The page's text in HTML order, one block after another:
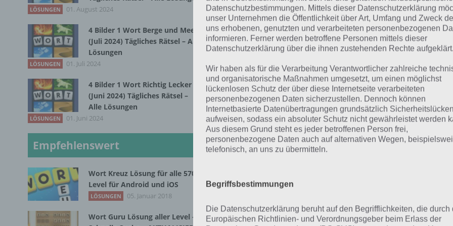
Quick Escape Office
Walkthrough
1. Sobald du das Spiel startest, siehst du auf der linken Seite
an und nimm die schwarze Tinte auf.
2. Gehe einmal zurück und klicke nun auf die Ordner auf
obersten Ordner findest du im Loch einen Schlüssel. Merke
Reihenfolge, wie diese Ordner liegen (1 3 2 4). Erklärung:
3. Klicke nun einmal nach rechts und dann links den
nun einige Sekunden dein Android Device zur Lösung von
Entnehme nun den Schlüssel aus dem zerbrochenen
LÖSUNGEN 01. August 2024
4 Bilder 1 Wort Berge und Meer
(Juli 2024) Tägliches Rätsel – Alle
Lösungen
LÖSUNGEN 01. Juli 2024
4 Bilder 1 Wort Richtig Lecker
(Juni 2024) Tägliches Rätsel –
Alle Lösungen
LÖSUNGEN 01. Juni 2024
Empfehlenswert
Wort Kreuz Lösung für alle 570
Level für Android und iOS
LÖSUNGEN 05. Januar 2018
Wort Guru Lösung aller Level –
Datenschutzbestimmungen. Mittels dieser Datenschutzerklärung
unser Unternehmen die Öffentlichkeit über Art, Umfang und Zweck
uns erhobenen, genutzten und verarbeiteten personenbezogenen
informieren. Ferner werden betroffene Personen mittels dieser
Datenschutzerklärung über die ihnen zustehenden Rechte aufgeklärt.
Wir haben als für die Verarbeitung Verantwortlicher zahlreiche
und organisatorische Maßnahmen umgesetzt, um einen möglichst
lückenlosen Schutz der über diese Internetseite verarbeiteten
personenbezogenen Daten sicherzustellen. Dennoch können
Internetbasierte Datenübertragungen grundsätzlich Sicherheitslücken
aufweisen, sodass ein absoluter Schutz nicht gewährleistet werden
Aus diesem Grund steht es jeder betroffenen Person frei,
personenbezogene Daten auch auf alternativen Wegen,
telefonisch, an uns zu übermitteln.
Begriffsbestimmungen
Die Datenschutzerklärung beruht auf den Begrifflichkeiten, die durch
Europäischen Richtlinien- und Verordnungsgeber beim Erlass der